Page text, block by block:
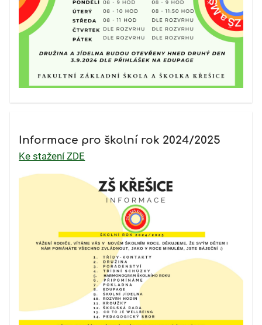
Informace pro školní rok 2024/2025
Ke stažení ZDE